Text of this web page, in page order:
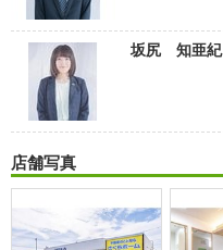
坂尻 知亜紀
店舗写真